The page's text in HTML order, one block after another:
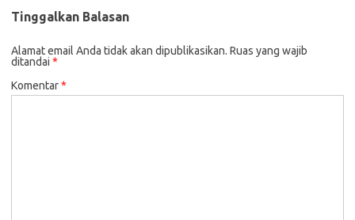
Tinggalkan Balasan
Alamat email Anda tidak akan dipublikasikan. Ruas yang wajib
ditandai *
Komentar*